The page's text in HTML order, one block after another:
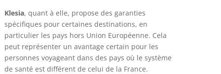
Klesia, quant à elle, propose des garanties
spécifiques pour certaines destinations, en
particulier les pays hors Union Européenne. Cela
peut représenter un avantage certain pour les
personnes voyageant dans des pays où le système
de santé est différent de celui de la France.